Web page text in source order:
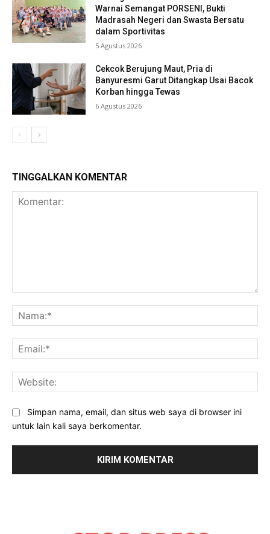
Warnai Semangat PORSENI, Bukti
Madrasah Negeri dan Swasta Bersatu
dalam Sportivitas
5 Agustus 2026
Cekcok Berujung Maut, Pria di
Banyuresmi Garut Ditangkap Usai Bacok
Korban hingga Tewas
6 Agustus 2026
TINGGALKAN KOMENTAR
Simpan nama, email, dan situs web saya di browser ini
untuk lain kali saya berkomentar.